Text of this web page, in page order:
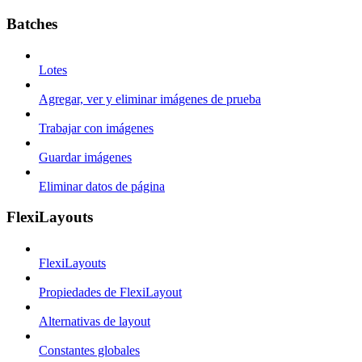
Batches
Lotes
Agregar, ver y eliminar imágenes de prueba
Trabajar con imágenes
Guardar imágenes
Eliminar datos de página
FlexiLayouts
FlexiLayouts
Propiedades de FlexiLayout
Alternativas de layout
Constantes globales